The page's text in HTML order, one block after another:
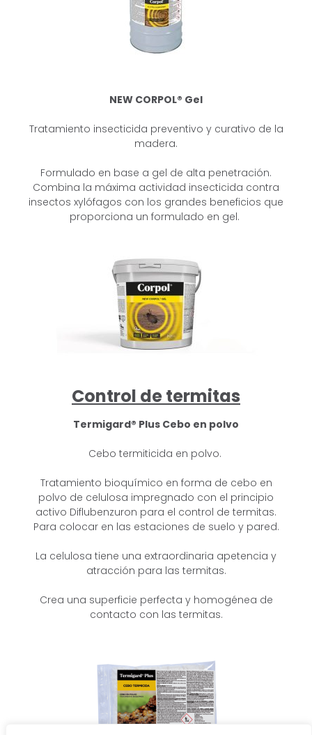
NEW CORPOL® Gel
Tratamiento insecticida preventivo y curativo de la
madera.
Formulado en base a gel de alta penetración.
Combina la máxima actividad insecticida contra
insectos xylófagos con los grandes beneficios que
proporciona un formulado en gel.
Control de termitas
Termigard® Plus Cebo en polvo
Cebo termiticida en polvo.
Tratamiento bioquímico en forma de cebo en
polvo de celulosa impregnado con el principio
activo Diflubenzuron para el control de termitas.
Para colocar en las estaciones de suelo y pared.
La celulosa tiene una extraordinaria apetencia y
atracción para las termitas.
Crea una superficie perfecta y homogénea de
contacto con las termitas.